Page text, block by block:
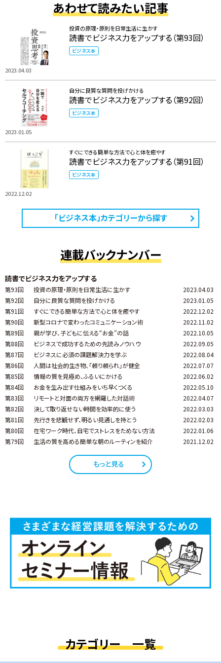
あわせて読みたい記事
2023.04.03
投資の原理・原則を日常生活に生かす
読書でビジネス力をアップする（第93回）
ビジネス本
2023.01.05
自分に良質な質問を投げかける
読書でビジネス力をアップする（第92回）
ビジネス本
2022.12.02
すぐにできる簡単な方法で心と体を癒やす
読書でビジネス力をアップする（第91回）
ビジネス本
「ビジネス本」カテゴリーから探す
連載バックナンバー
読書でビジネス力をアップする
第93回 投資の原理・原則を日常生活に生かす
2023.04.03
第92回
自分に良質な質問を投げかける
2023.01.05
第91回
すぐにできる簡単な方法で心と体を癒やす
2022.12.02
第90回
新型コロナで変わったコミュニケーション術
2022.11.02
第89回
親が学び、子どもに伝える“お金”の話
2022.10.05
第88回
ビジネスで成功するための先読みノウハウ
2022.09.05
第87回
ビジネスに必須の課題解決力を学ぶ
2022.08.04
第86回
人間は社会的生き物、「頼り頼られ」が健全
2022.07.07
第85回
情報の質を見極め、ふるいにかける
2022.06.02
第84回
お金を生み出す仕組みをいち早くつくる
2022.05.10
第83回
リモートと対面の両方を網羅した対話術
2022.04.07
第82回
決して取り返せない時間を効率的に使う
2022.03.03
第81回
先行きを悲観せず、明るい見通しを持とう
2022.02.03
第80回
在宅ワーク時代、自宅でストレスをためない方法
2022.01.06
第79回
生活の質を高める簡単な朝のルーティンを紹介 2021.12.02
もっと見る
カテゴリー 一覧